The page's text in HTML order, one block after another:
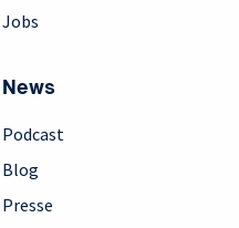
Jobs
News
Podcast
Blog
Presse